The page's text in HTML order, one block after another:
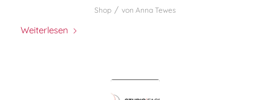
Shop / vonAnna Tewes
Weiterlesen